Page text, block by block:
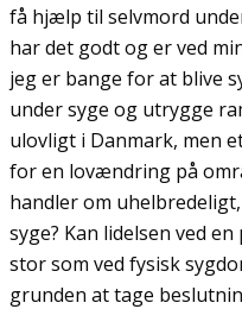
få hjælp til selvmord
har det godt og er ved
jeg er bange for at blive
under syge og utrygge
ulovligt i Danmark, men
for en lovændring på
handler om
syge? Kan lidelsen ved
stor som ved fysisk
grunden at tage